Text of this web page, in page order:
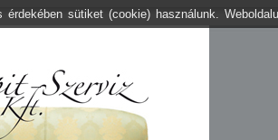
érdekében sütiket (cookie) használunk.